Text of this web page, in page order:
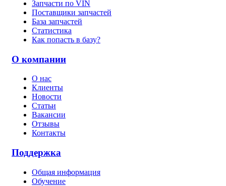
Запчасти по VIN
Поставщики запчастей
База запчастей
Статистика
Как попасть в базу?
О компании
О нас
Клиенты
Новости
Статьи
Вакансии
Отзывы
Контакты
Поддержка
Общая информация
Обучение